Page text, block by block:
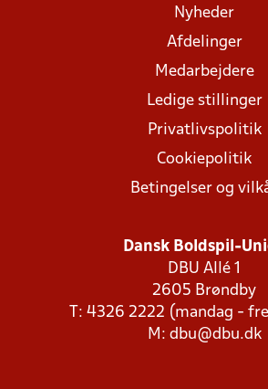
Nyheder
Afdelinger
Medarbejdere
Ledige stillinger
Privatlivspolitik
Cookiepolitik
Betingelser og
Dansk Boldspil-
DBU Allé 1
2605 Brøndby
T: 4326 2222 (mandag -
M: dbu@dbu.dk